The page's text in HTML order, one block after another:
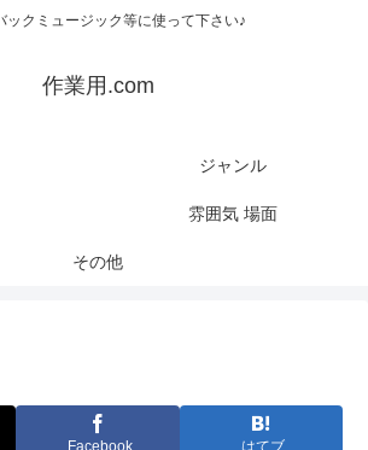
ックミュージック等に使って下さい♪
作業用.com
ジャンル
雰囲気 場面
その他
Facebook はてブ